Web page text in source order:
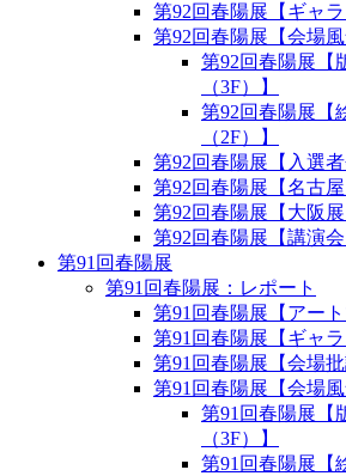
第92回春陽展【ギャ
第92回春陽展【会場風
第92回春陽展【
（3F）】
第92回春陽展【
（2F）】
第92回春陽展【入選者
第92回春陽展【名古屋
第92回春陽展【大阪展
第92回春陽展【講演会
第91回春陽展
第91回春陽展：レポート
第91回春陽展【アート
第91回春陽展【ギャ
第91回春陽展【会場批
第91回春陽展【会場風
第91回春陽展【
（3F）】
第91回春陽展【